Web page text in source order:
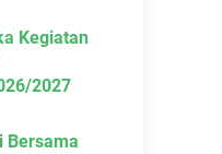
Kegiatan
2027
Bersama